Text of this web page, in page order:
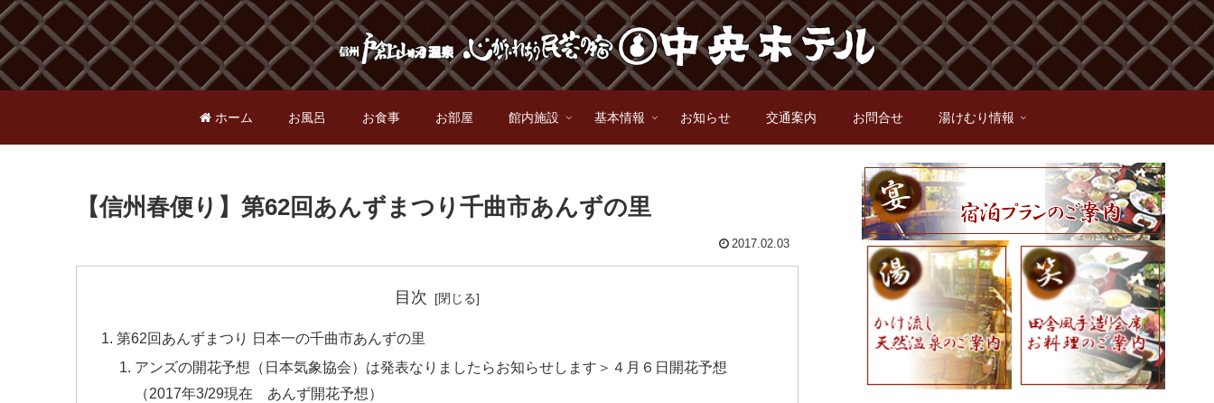
ホーム お風呂 お食事 お部屋 館内施設 基本情報 お知らせ 交通案内 お問合せ 湯けむり情報
【信州春便り】第62回あんずまつり千曲市あんずの里
2017.02.03
目次
第62回あんずまつり 日本一の千曲市あんずの里
アンズの開花予想（日本気象協会）は発表なりましたらお知らせします＞４月６日開花予想
（2017年3/29現在 あんず開花予想）